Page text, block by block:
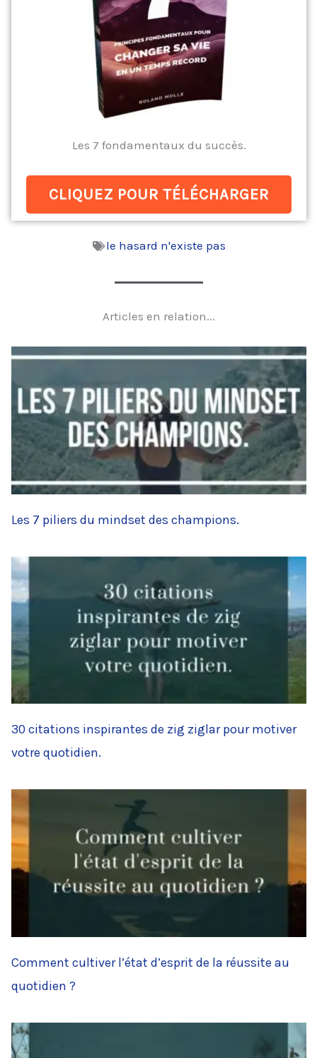
Les 7 fondamentaux du succès.
CLIQUEZ POUR TÉLÉCHARGER
le hasard n'existe pas
Articles en relation...
Les 7 piliers du mindset des champions.
30 citations inspirantes de zig ziglar pour motiver
votre quotidien.
Comment cultiver l’état d’esprit de la réussite au
quotidien ?